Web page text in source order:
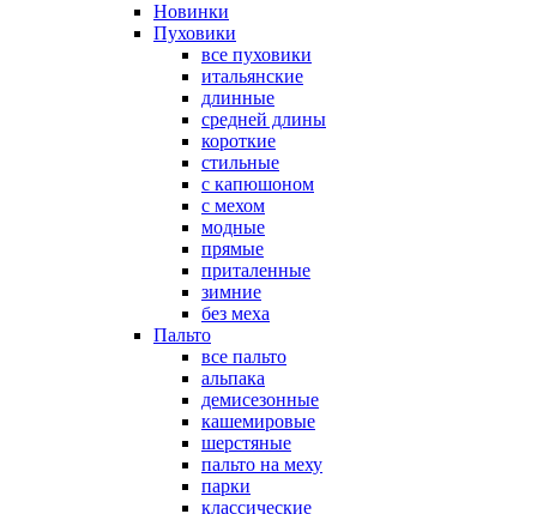
Новинки
Пуховики
все пуховики
итальянские
длинные
средней длины
короткие
стильные
с капюшоном
с мехом
модные
прямые
приталенные
зимние
без меха
Пальто
все пальто
альпака
демисезонные
кашемировые
шерстяные
пальто на меху
парки
классические